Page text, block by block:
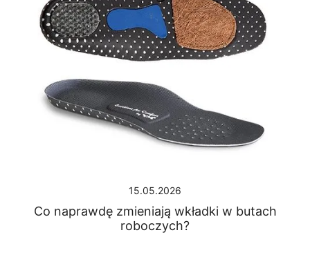
15.05.2026
Co naprawdę zmieniają wkładki w butach
roboczych?